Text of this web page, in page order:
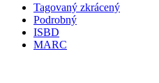
Tagovaný zkrácený
Podrobný
ISBD
MARC